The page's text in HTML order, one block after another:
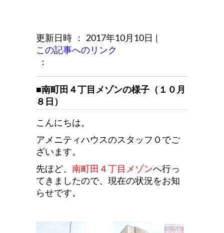
更新日時 ： 2017年10月10日
この記事へのリンク
：
■南町田４丁目メゾンの様子（１０月
８日）
こんにちは。
アメニティハウスのスタッフＯでご
ざいます。
先ほど、 南町田４丁目メゾンへ行っ
てきましたので、現在の状況をお知
らせです。